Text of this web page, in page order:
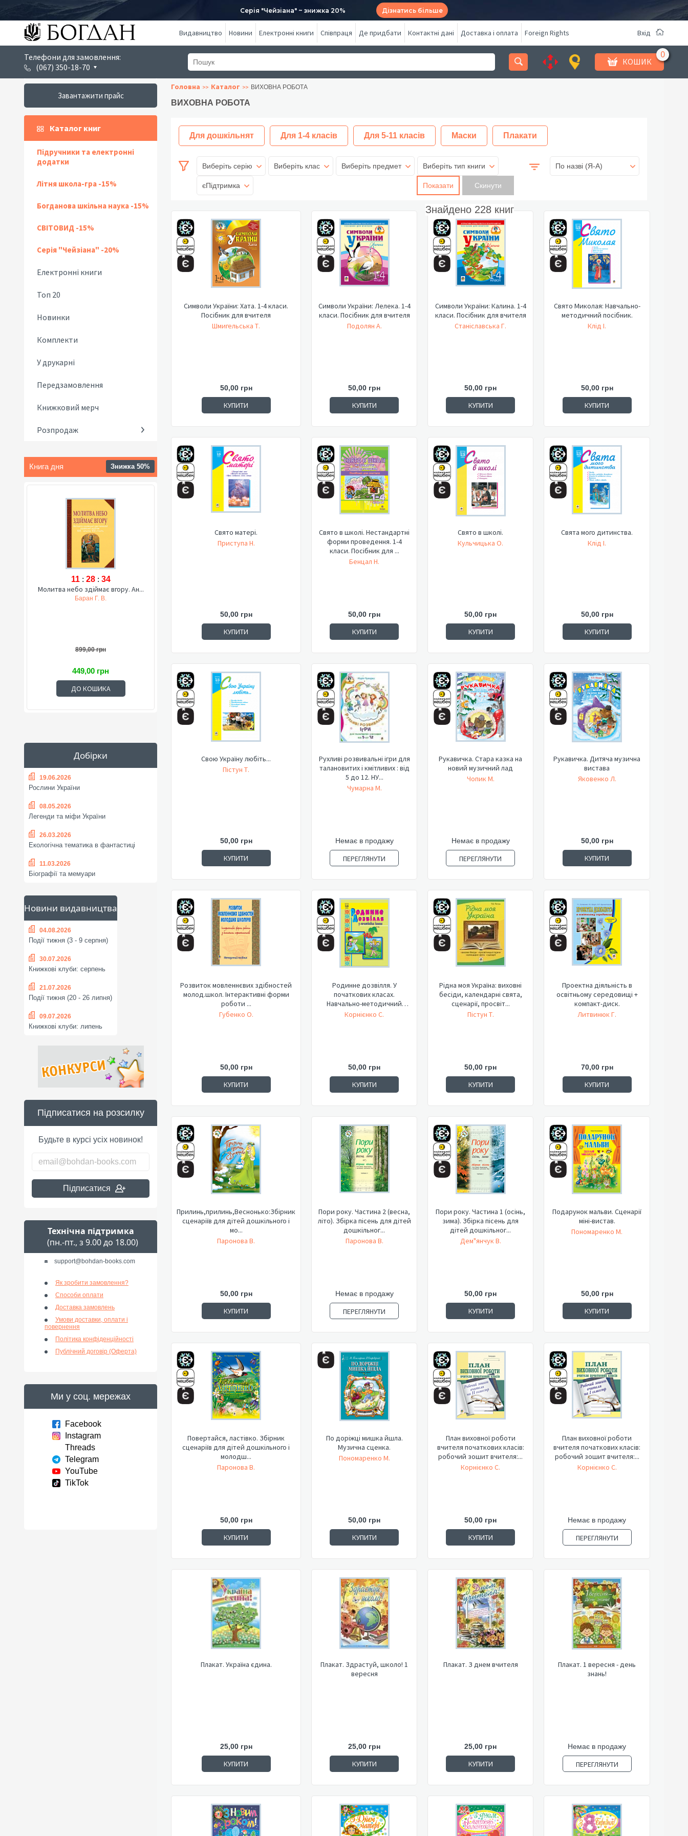
Серія "Чейзіана" ~ знижка 20% Дізнатись більше
Видавництво Новини Електронні книги Співпраця Де придбати Контактні дані Доставка і оплата Foreign Rights Вхід
Телефони для замовлення:
(067) 350-18-70
КОШИК
Завантажити прайс
Каталог книг
Підручники та електронні
додатки
Літня школа-гра -15%
Богданова шкільна наука -15%
СВІТОВИД -15%
Серія "Чейзіана" -20%
Електронні книги
Топ 20
Новинки
Комплекти
У друкарні
Передзамовлення
Книжковий мерч
Розпродаж
Книга дня Знижка 50%
11 : 28 : 33
Молитва небо здіймає вгору. Ан...
Баран Г. В.
899,00 грн
449,00 грн
ДО КОШИКА
Добірки
19.06.2026
Рослини України
08.05.2026
Легенди та міфи України
26.03.2026
Екологічна тематика в фантастиці
11.03.2026
Біографії та мемуари
Новини видавництва
04.08.2026
Події тижня (3 - 9 серпня)
30.07.2026
Книжкові клуби: серпень
21.07.2026
Події тижня (20 - 26 липня)
09.07.2026
Книжкові клуби: липень
Підписатися на розсилку
Будьте в курсі усіх новинок!
Підписатися
Технічна підтримка
(пн.-пт., з 9.00 до 18.00)
support@bohdan-books.com
Як зробити замовлення?
Способи оплати
Доставка замовлень
Умови доставки, оплати і
повернення
Політика конфіденційності
Публічний договір (Оферта)
Ми у соц. мережах
Facebook
Instagram
Threads
Telegram
YouTube
TikTok
Головна Каталог ВИХОВНА РОБОТА
ВИХОВНА РОБОТА
Для дошкільнят Для 1-4 класів Для 5-11 класів Маски Плакати
Виберіть серію Виберіть клас Виберіть предмет Виберіть тип книги
єПідтримка Показати
Знайдено 228 книг
По назві (Я-А)
Символи України: Хата. 1-4 класи.
Посібник для вчителя
Шмигельська Т.
50,00 грн
КУПИТИ
Символи України: Лелека. 1-4
класи. Посібник для вчителя
Подолян А.
50,00 грн
КУПИТИ
Символи України: Калина. 1-4
класи. Посібник для вчителя
Станіславська Г.
50,00 грн
КУПИТИ
Свято Миколая: Навчально-
методичний посібник.
Клід І.
50,00 грн
КУПИТИ
Свято матері.
Приступа Н.
50,00 грн
КУПИТИ
Свято в школі. Нестандартні
форми проведення. 1-4
класи. Посібник для ...
Бенцал Н.
50,00 грн
КУПИТИ
Свято в школі.
Кульчицька О.
50,00 грн
КУПИТИ
Свята мого дитинства.
Клід І.
50,00 грн
КУПИТИ
Свою Україну любіть...
Пістун Т.
50,00 грн
КУПИТИ
Рухливі розвивальні ігри для
талановитих і кмітливих : від
5 до 12. НУ...
Чумарна М.
Немає в продажу
ПЕРЕГЛЯНУТИ
Рукавичка. Стара казка на
новий музичний лад
Чопик М.
Немає в продажу
ПЕРЕГЛЯНУТИ
Рукавичка. Дитяча музична
вистава
Яковенко Л.
50,00 грн
КУПИТИ
Розвиток мовленнєвих здібностей
молод.школ. Інтерактивні форми
роботи ...
Губенко О.
50,00 грн
КУПИТИ
Родинне дозвілля. У
початкових класах.
Навчально-методичний
посібник.
Корнієнко С.
50,00 грн
КУПИТИ
Рідна моя Україна: виховні
бесіди, календарні свята,
сценарії, просвіт...
Пістун Т.
50,00 грн
КУПИТИ
Проектна діяльність в
освітньому середовищі +
компакт-диск.
Литвинюк Г.
70,00 грн
КУПИТИ
Прилинь,прилинь,Веснонько:Збірник
сценаріїв для дітей дошкільного і
мо...
Паронова В.
50,00 грн
КУПИТИ
Пори року. Частина 2 (весна,
літо). Збірка пісень для дітей
дошкільног...
Паронова В.
Немає в продажу
ПЕРЕГЛЯНУТИ
Пори року. Частина 1 (осінь,
зима). Збірка пісень для
дітей дошкільног...
Дем"янчук В.
50,00 грн
КУПИТИ
Подарунок мальви. Сценарії
міні-вистав.
Пономаренко М.
50,00 грн
КУПИТИ
Повертайся, ластівко. Збірник
сценаріїв для дітей дошкільного і
молодш...
Паронова В.
50,00 грн
КУПИТИ
По доріжці мишка йшла.
Музична сценка.
Пономаренко М.
50,00 грн
КУПИТИ
План виховної роботи
вчителя початкових класів:
робочий зошит вчителя:...
Корнієнко С.
50,00 грн
КУПИТИ
План виховної роботи
вчителя початкових класів:
робочий зошит вчителя:...
Корнієнко С.
Немає в продажу
ПЕРЕГЛЯНУТИ
Плакат. Україна єдина.
25,00 грн
КУПИТИ
Плакат. Здрастуй, школо! 1
вересня
25,00 грн
КУПИТИ
Плакат. З днем вчителя
25,00 грн
КУПИТИ
Плакат. 1 вересня - день
знань!
Немає в продажу
ПЕРЕГЛЯНУТИ